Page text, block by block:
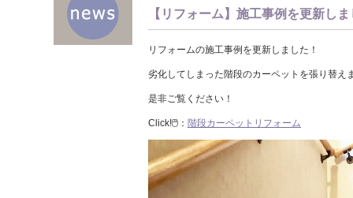
【リフォーム】施工事例を更新し
リフォームの施工事例を更新しました！
劣化してしまった階段のカーペットを張り替え
是非ご覧ください！
Click!🖱️： 階段カーペットリフォーム